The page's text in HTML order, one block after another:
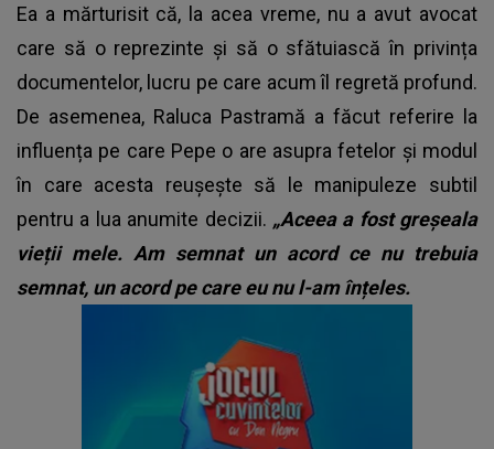
Ea a mărturisit că, la acea vreme, nu a avut avocat
care să o reprezinte și să o sfătuiască în privința
documentelor, lucru pe care acum îl regretă profund.
De asemenea, Raluca Pastramă a făcut referire la
influența pe care Pepe o are asupra fetelor și modul
în care acesta reușește să le manipuleze subtil
pentru a lua anumite decizii. „Aceea a fost greșeala
vieții mele. Am semnat un acord ce nu trebuia
semnat, un acord pe care eu nu l-am înțeles.